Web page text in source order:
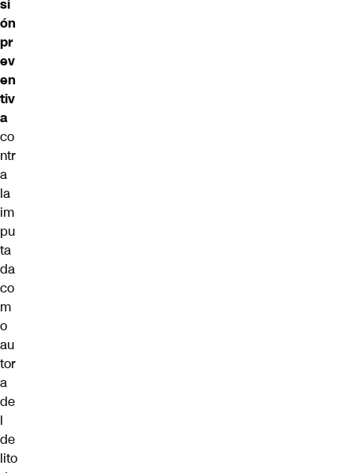
si
ón
pr
ev
en
tiv
a
co
ntr
a
la
im
pu
ta
da
co
m
o
au
tor
a
de
l
de
lito